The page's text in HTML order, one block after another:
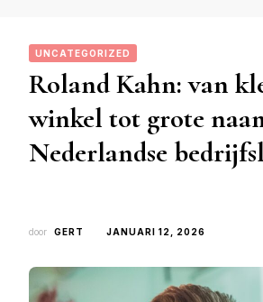
UNCATEGORIZED
Roland Kahn: van
winkel tot grote
Nederlandse
door GERT JANUARI 12, 2026